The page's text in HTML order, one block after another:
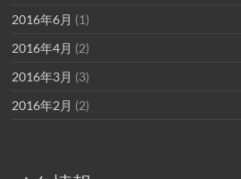
2016年6月 (1)
2016年4月 (2)
2016年3月 (3)
2016年2月 (2)